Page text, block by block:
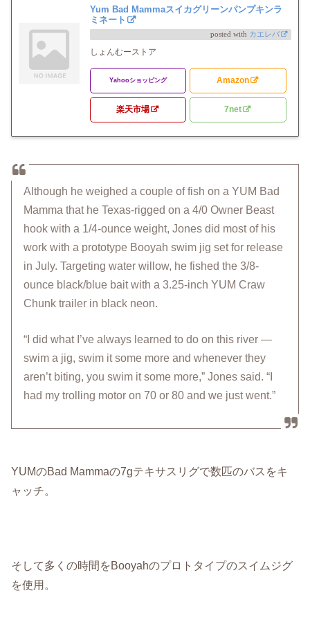
Yum Bad Mammaスイカグリーンパンプキンラ
ミネート
posted with カエレバ
しょんむーストア
Yahooショッピング Amazon
楽天市場 7net
Although he weighed a couple of fish on a YUM Bad
Mamma that he Texas-rigged on a 4/0 Owner Beast
hook with a 1/4-ounce weight, Jones did most of his
work with a prototype Booyah swim jig set for release
in July. Targeting water willow, he fished the 3/8-
ounce black/blue bait with a 3.25-inch YUM Craw
Chunk trailer in black neon.
“I did what I’ve always learned to do on this river —
swim a jig, swim it some more and whenever they
aren’t biting, you swim it some more,” Jones said. “I
had my trolling motor on 70 or 80 and we just went.”
YUMのBad Mammaの7gテキサスリグで数匹のバスをキ
ャッチ。
そして多くの時間をBooyahのプロトタイプのスイムジグ
を使用。